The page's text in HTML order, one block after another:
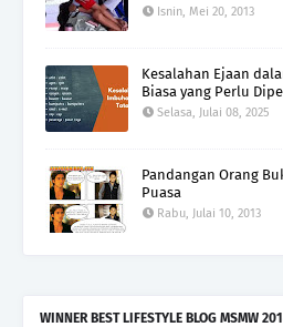
Isnin, Mei 20, 2013
Kesalahan Ejaan
Biasa yang Perlu
Selasa, Julai 08, 2025
Pandangan Orang
Puasa
Rabu, Julai 10, 2013
WINNER BEST LIFESTYLE BLOG MSMW